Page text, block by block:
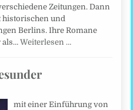
Zeitungen. Dann
historischen und
Berlins. Ihre Romane
als…Weiterlesen …
mit einer Einführung von